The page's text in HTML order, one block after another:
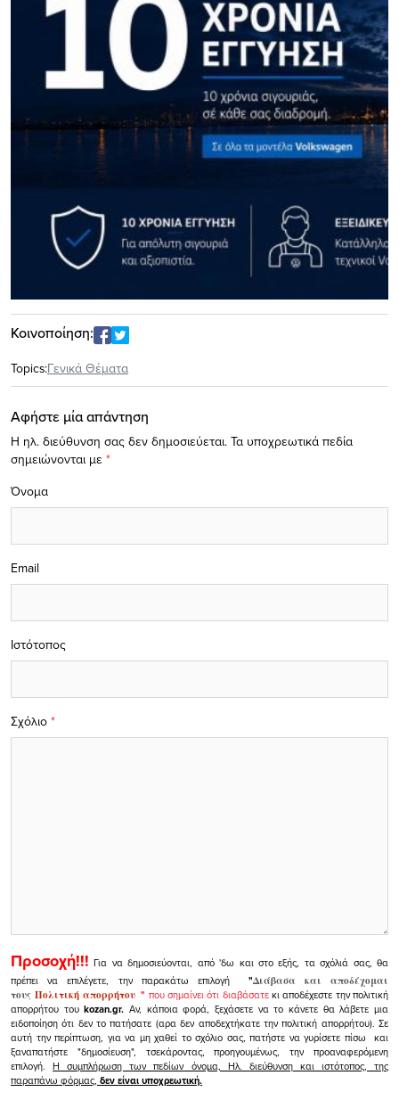
Κοινοποίηση:
Topics:Γενικά Θέματα
Αφήστε μία απάντηση
Η ηλ. διεύθυνση σας δεν δημοσιεύεται. Τα υποχρεωτικά πεδία
σημειώνονται με *
Σχόλιο *
Όνομα
Email
Ιστότοπος
Προσοχή!!! Για να δημοσιεύονται, από 'δω και στο εξής, τα σχόλιά σας, θα
πρέπει να επιλέγετε, την παρακάτω επιλογή
"Διάβασα και αποδέχομαι
τουςΠολιτική απορρήτου" που σημαίνει ότι διαβάσατεκι αποδέχεστε την πολιτική
απορρήτου τουkozan.gr. Αν, κάποια φορά, ξεχάσετε να το κάνετε θα λάβετε μια
ειδοποίηση ότι δεν το πατήσατε (αρα δεν αποδεχτήκατε την πολιτική απορρήτου). Σε
αυτή την περίπτωση, για να μη χαθεί το σχόλιο σας, πατήστε να γυρίσετε πίσω και
ξαναπατήστε "δημοσίευση", τσεκάροντας, προηγουμένως, την προαναφερόμενη
επιλογή.Η συμπλήρωση των πεδίων όνομα, Ηλ. διεύθυνση και ιστότοπος, της
παραπάνω φόρμας, δεν είναι υποχρεωτική.